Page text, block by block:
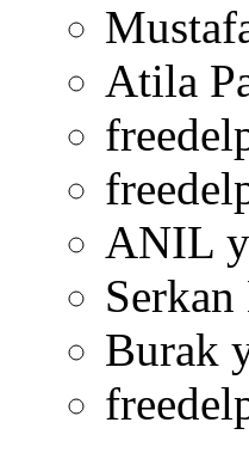
Atila
ANIL
Serkan
Burak